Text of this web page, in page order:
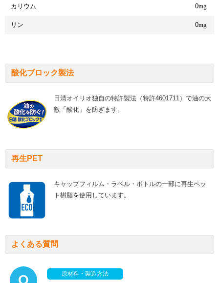
カリウム 0mg
リン 0mg
酸化ブロック製法
日清オイリオ独自の特許製法（特許4601711）で油の大
敵「酸化」を防ぎます。
再生PET
キャップフィルム・ラベル・ボトルの一部に再生ペッ
ト樹脂を使用しています。
よくある質問
原材料・製造方法